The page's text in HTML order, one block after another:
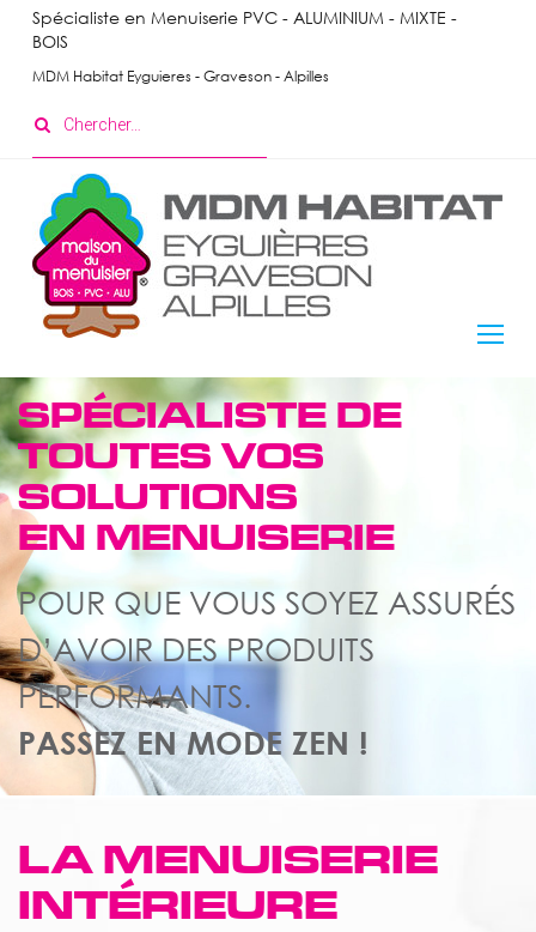
Skip
content
Spécialiste en Menuiserie PVC - ALUMINIUM - MIXTE -
BOIS
MDM Habitat Eyguieres - Graveson - Alpilles
Menuiserie
Intérieure
SPÉCIALISTE DE
TOUTES VOS
SOLUTIONS
EN MENUISERIE
POUR QUE VOUS SOYEZ ASSURÉS
D’AVOIR DES PRODUITS
PERFORMANTS.
PASSEZ EN MODE ZEN !
LA MENUISERIE
INTÉRIEURE